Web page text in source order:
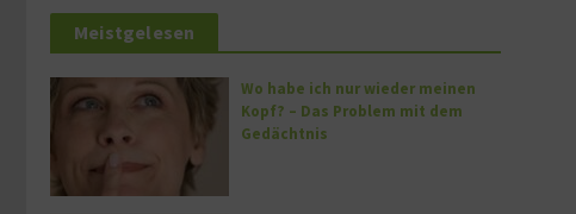
Meistgelesen
Wo habe ich nur wieder meinen
Kopf? – Das Problem mit dem
Gedächtnis